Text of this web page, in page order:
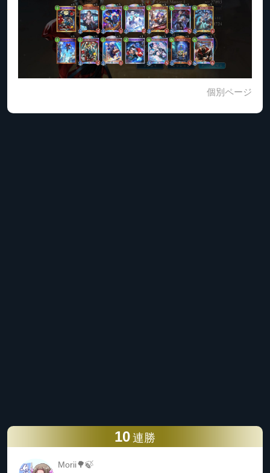
個別ページ
10 連勝
Morii🌳🍃